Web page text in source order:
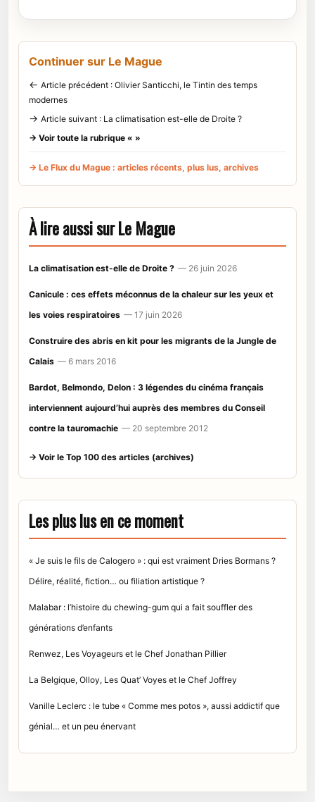
Continuer sur Le Mague
← Article précédent : Olivier Santicchi, le Tintin des temps
modernes
→ Article suivant : La climatisation est-elle de Droite ?
→ Voir toute la rubrique « »
→ Le Flux du Mague : articles récents, plus lus, archives
À lire aussi sur Le Mague
La climatisation est-elle de Droite ? — 26 juin 2026
Canicule : ces effets méconnus de la chaleur sur les yeux et
les voies respiratoires — 17 juin 2026
Construire des abris en kit pour les migrants de la Jungle de
Calais — 6 mars 2016
Bardot, Belmondo, Delon : 3 légendes du cinéma français
interviennent aujourd’hui auprès des membres du Conseil
contre la tauromachie — 20 septembre 2012
→ Voir le Top 100 des articles (archives)
Les plus lus en ce moment
« Je suis le fils de Calogero » : qui est vraiment Dries Bormans ?
Délire, réalité, fiction… ou filiation artistique ?
Malabar : l’histoire du chewing-gum qui a fait souffler des
générations d’enfants
Renwez, Les Voyageurs et le Chef Jonathan Pillier
La Belgique, Olloy, Les Quat’ Voyes et le Chef Joffrey
Vanille Leclerc : le tube « Comme mes potos », aussi addictif que
génial… et un peu énervant